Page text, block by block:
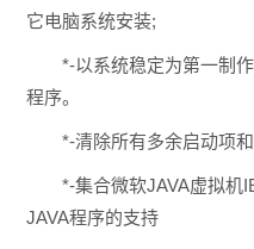
它电脑系统安装;
*-以系统稳定为第一制作
程序。
*-清除所有多余启动项和
*-集合微软JAVA虚拟机
JAVA程序的支持